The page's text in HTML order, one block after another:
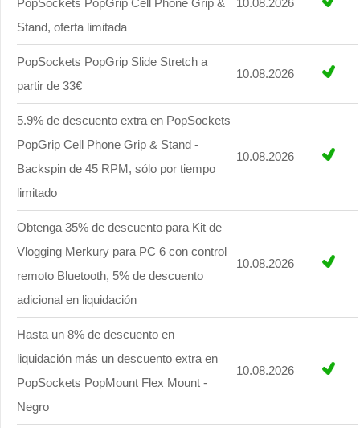
PopSockets PopGrip Cell Phone Grip &
Stand, oferta limitada
10.08.2026
PopSockets PopGrip Slide Stretch a
partir de 33€
10.08.2026
5.9% de descuento extra en PopSockets
PopGrip Cell Phone Grip & Stand -
Backspin de 45 RPM, sólo por tiempo
limitado
10.08.2026
Obtenga 35% de descuento para Kit de
Vlogging Merkury para PC 6 con control
remoto Bluetooth, 5% de descuento
adicional en liquidación
10.08.2026
Hasta un 8% de descuento en
liquidación más un descuento extra en
PopSockets PopMount Flex Mount -
Negro
10.08.2026